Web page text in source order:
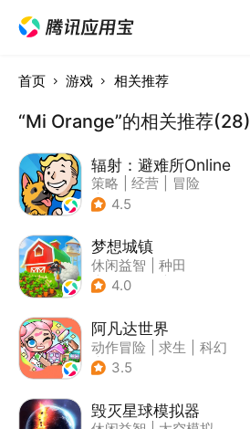
首页 游戏 相关推荐
“Mi Orange”的相关推荐(28)
辐射：避难所Online
策略 经营
冒险
| 辐射
4.5
梦想城镇
休闲益智
种田
| 田园生活
4.0
阿凡达世界
动作冒险 求生
科幻
| 开放世界
3.5
毁灭星球模拟器